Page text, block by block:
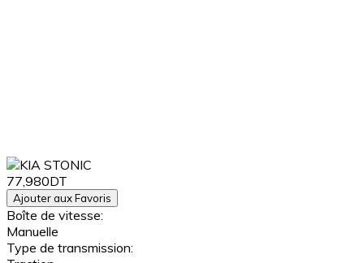
77,980DT
Ajouter aux Favoris
Boîte de vitesse:
Manuelle
Type de transmission: